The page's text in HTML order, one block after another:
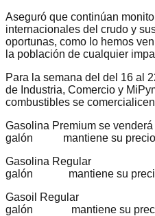
Aseguró que continúan
internacionales del crudo y
oportunas, como lo hemos
la población de cualquier
Para la semana del del 16 al
de Industria, Comercio y
combustibles se
Gasolina Premium se
galón mantiene su
Gasolina Regular
galón mantiene su
Gasoil Regular
galón mantiene su